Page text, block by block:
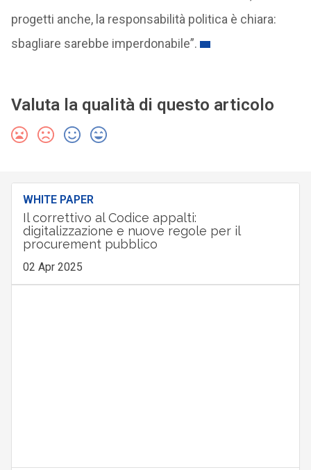
progetti anche, la responsabilità politica è chiara:
sbagliare sarebbe imperdonabile”.
Valuta la qualità di questo articolo
WHITE PAPER
Il correttivo al Codice appalti:
digitalizzazione e nuove regole per il
procurement pubblico
02 Apr 2025